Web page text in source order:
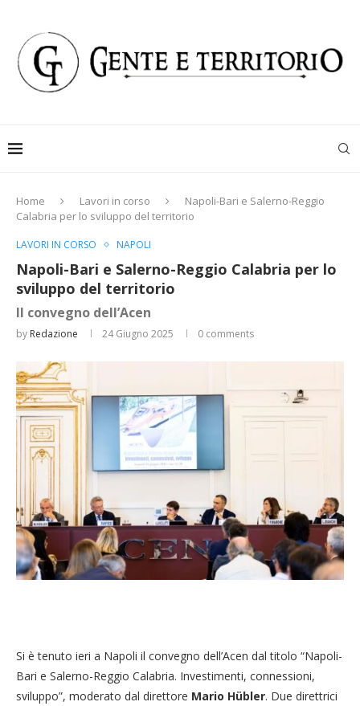
Home Lavori in corso
Napoli-Bari e Salerno-Reggio
Calabria per lo sviluppo del territorio
LAVORI IN CORSO NAPOLI
Napoli-Bari e Salerno-Reggio Calabria per lo
sviluppo del territorio
Il convegno dell’Acen
by Redazione 24 Giugno 2025 0 comments
Si è tenuto ieri a Napoli il convegno dell’Acen dal titolo “Napoli-
Bari e Salerno-Reggio Calabria. Investimenti, connessioni,
sviluppo”, moderato dal direttore Mario Hübler. Due direttrici